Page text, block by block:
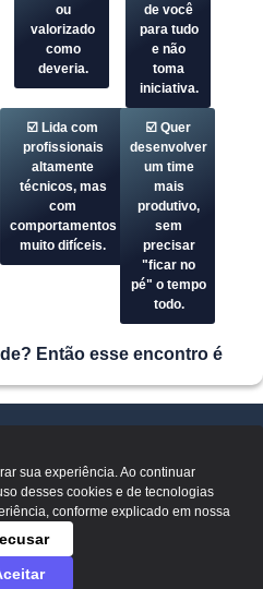
ou
valorizado
como
deveria.
de você
para tudo
e não
toma
iniciativa.
☑️ Lida com
profissionais
altamente
técnicos, mas
com
comportamentos
muito difíceis.
☑️ Quer
desenvolver
um time
mais
produtivo,
sem
precisar
"ficar no
pé" o tempo
todo.
Então esse encontro é
sua experiência. Ao continuar
desses cookies e de tecnologias
conforme explicado em nossa
conosco
Todos os direitos reservados.